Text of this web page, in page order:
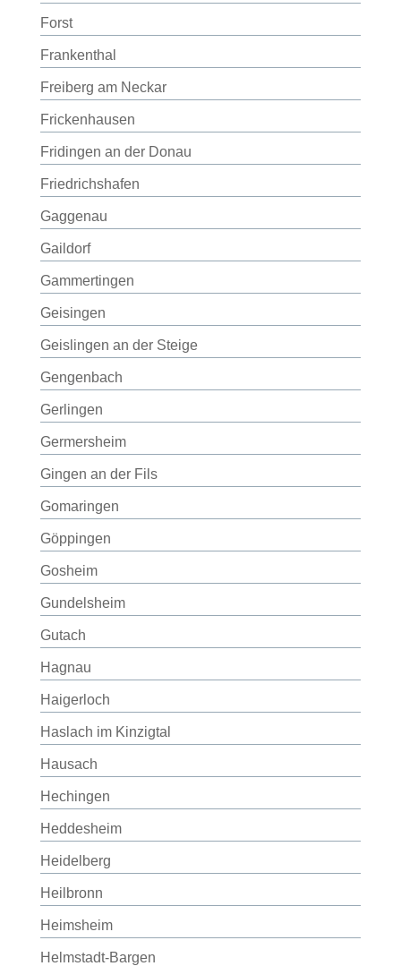
Forst
Frankenthal
Freiberg am Neckar
Frickenhausen
Fridingen an der Donau
Friedrichshafen
Gaggenau
Gaildorf
Gammertingen
Geisingen
Geislingen an der Steige
Gengenbach
Gerlingen
Germersheim
Gingen an der Fils
Gomaringen
Göppingen
Gosheim
Gundelsheim
Gutach
Hagnau
Haigerloch
Haslach im Kinzigtal
Hausach
Hechingen
Heddesheim
Heidelberg
Heilbronn
Heimsheim
Helmstadt-Bargen